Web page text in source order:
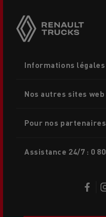
buttons
menu
Informations légales
Nos autres sites web
Pour nos partenaires
Assistance 24/7 : 0